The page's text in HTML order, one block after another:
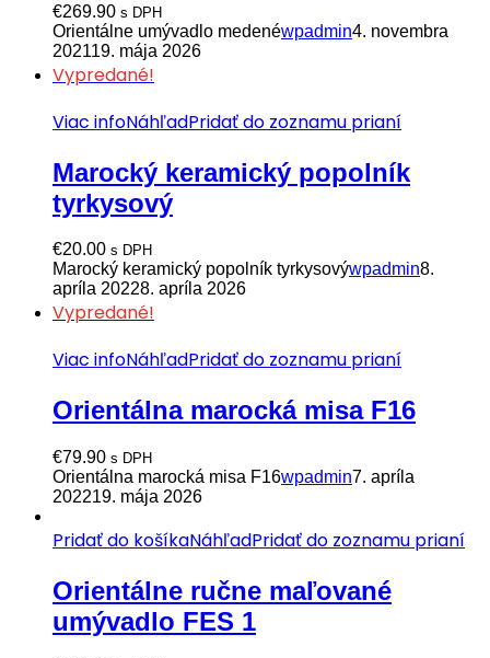
€269.90 s DPH
Orientálne umývadlo medenéwpadmin4. novembra
202119. mája 2026
Vypredané!
Viac infoNáhľadPridať do zoznamu prianí
Marocký keramický popolník
tyrkysový
€20.00 s DPH
Marocký keramický popolník tyrkysovýwpadmin8.
apríla 20228. apríla 2026
Vypredané!
Viac infoNáhľadPridať do zoznamu prianí
Orientálna marocká misa F16
€79.90 s DPH
Orientálna marocká misa F16wpadmin7. apríla
202219. mája 2026
Pridať do košíkaNáhľadPridať do zoznamu prianí
Orientálne ručne maľované
umývadlo FES 1